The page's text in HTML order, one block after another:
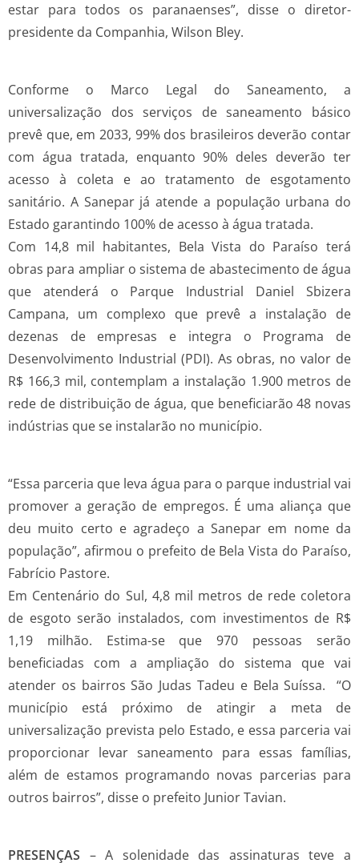
estar para todos os paranaenses”, disse o diretor-
presidente da Companhia, Wilson Bley.
Conforme o Marco Legal do Saneamento, a
universalização dos serviços de saneamento básico
prevê que, em 2033, 99% dos brasileiros deverão contar
com água tratada, enquanto 90% deles deverão ter
acesso à coleta e ao tratamento de esgotamento
sanitário. A Sanepar já atende a população urbana do
Estado garantindo 100% de acesso à água tratada.
Com 14,8 mil habitantes, Bela Vista do Paraíso terá
obras para ampliar o sistema de abastecimento de água
que atenderá o Parque Industrial Daniel Sbizera
Campana, um complexo que prevê a instalação de
dezenas de empresas e integra o Programa de
Desenvolvimento Industrial (PDI). As obras, no valor de
R$ 166,3 mil, contemplam a instalação 1.900 metros de
rede de distribuição de água, que beneficiarão 48 novas
indústrias que se instalarão no município.
“Essa parceria que leva água para o parque industrial vai
promover a geração de empregos. É uma aliança que
deu muito certo e agradeço a Sanepar em nome da
população”, afirmou o prefeito de Bela Vista do Paraíso,
Fabrício Pastore.
Em Centenário do Sul, 4,8 mil metros de rede coletora
de esgoto serão instalados, com investimentos de R$
1,19 milhão. Estima-se que 970 pessoas serão
beneficiadas com a ampliação do sistema que vai
atender os bairros São Judas Tadeu e Bela Suíssa. “O
município está próximo de atingir a meta de
universalização prevista pelo Estado, e essa parceria vai
proporcionar levar saneamento para essas famílias,
além de estamos programando novas parcerias para
outros bairros”, disse o prefeito Junior Tavian.
PRESENÇAS – A solenidade das assinaturas teve a